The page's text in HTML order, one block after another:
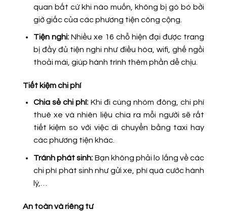
quan bất cứ khi nào muốn, không bị gò bó bởi
giờ giấc của các phương tiện công cộng.
Tiện nghi:Nhiều xe 16 chỗ hiện đại được trang
bị đầy đủ tiện nghi như điều hòa, wifi, ghế ngồi
thoải mái, giúp hành trình thêm phần dễ chịu.
Tiết kiệm chi phí
Chia sẻ chi phí: Khi đi cùng nhóm đông, chi phí
thuê xe và nhiên liệu chia ra mỗi người sẽ rất
tiết kiệm so với việc di chuyển bằng taxi hay
các phương tiện khác.
Tránh phát sinh: Bạn không phải lo lắng về các
chi phí phát sinh như gửi xe, phí quá cước hành
lý,…
An toàn và riêng tư